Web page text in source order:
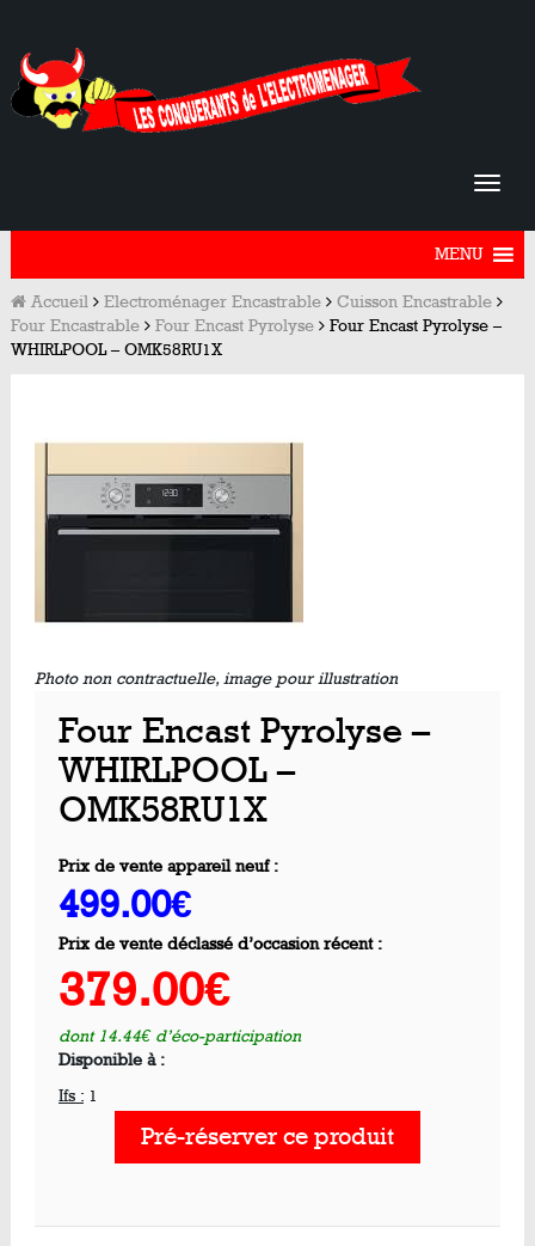
MENU
Accueil Electroménager Encastrable
Cuisson Encastrable
Four Encastrable
Four Encast Pyrolyse
Four Encast Pyrolyse –
WHIRLPOOL – OMK58RU1X
Photo non contractuelle, image pour illustration
Four Encast Pyrolyse –
WHIRLPOOL –
OMK58RU1X
Prix de vente appareil neuf :
499.00€
Prix de vente déclassé d’occasion récent :
379.00€
dont 14.44€ d’éco-participation
Disponible à :
Ifs : 1
Pré-réserver ce produit